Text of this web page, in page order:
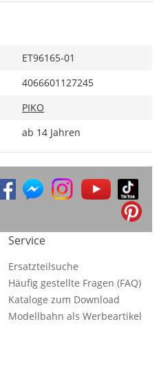
ET96165-01
4066601127245
PIKO
ab 14 Jahren
Service
Ersatzteilsuche
Häufig gestellte Fragen (FAQ)
Kataloge zum Download
Modellbahn als Werbeartikel